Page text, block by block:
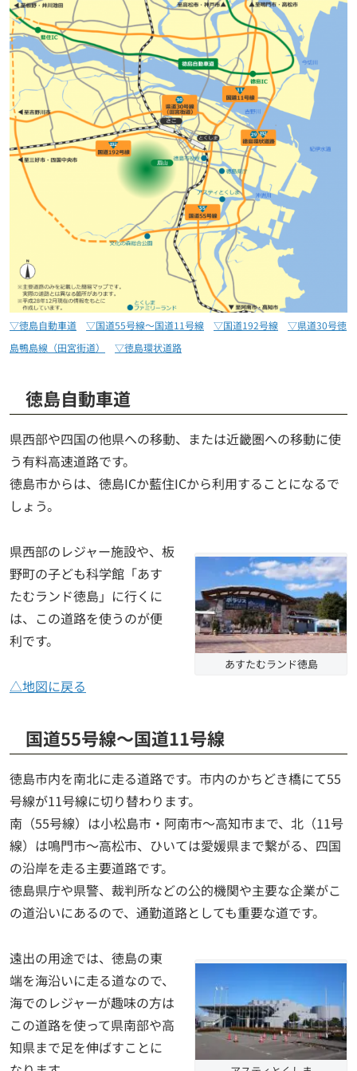
▽徳島自動車道 ▽国道55号線～国道11号線 ▽国道192号線
▽県道30号徳
島鴨島線（田宮街道）
▽徳島環状道路
徳島自動車道
県西部や四国の他県への移動、または近畿圏への移動に使
う有料高速道路です。
徳島市からは、徳島ICか藍住ICから利用することになるで
しょう。
あすたむランド徳島
県西部のレジャー施設や、板
野町の子ども科学館「あす
たむランド徳島」に行くに
は、この道路を使うのが便
利です。
△地図に戻る
国道55号線～国道11号線
徳島市内を南北に走る道路です。市内のかちどき橋にて55
号線が11号線に切り替わります。
南（55号線）は小松島市・阿南市～高知市まで、北（11号
線）は鳴門市～高松市、ひいては愛媛県まで繋がる、四国
の沿岸を走る主要道路です。
徳島県庁や県警、裁判所などの公的機関や主要な企業がこ
の道沿いにあるので、通勤道路としても重要な道です。
遠出の用途では、徳島の東
端を海沿いに走る道なので、
海でのレジャーが趣味の方は
この道路を使って県南部や高
知県まで足を伸ばすことに